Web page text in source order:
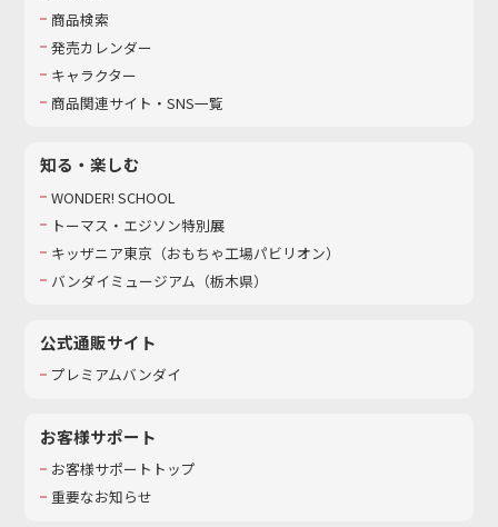
商品検索
発売カレンダー
キャラクター
商品関連サイト・SNS一覧
知る・楽しむ
WONDER! SCHOOL
トーマス・エジソン特別展
キッザニア東京（おもちゃ工場パビリオン）​
バンダイミュージアム（栃木県）
公式通販サイト
プレミアムバンダイ
お客様サポート
お客様サポートトップ
重要なお知らせ